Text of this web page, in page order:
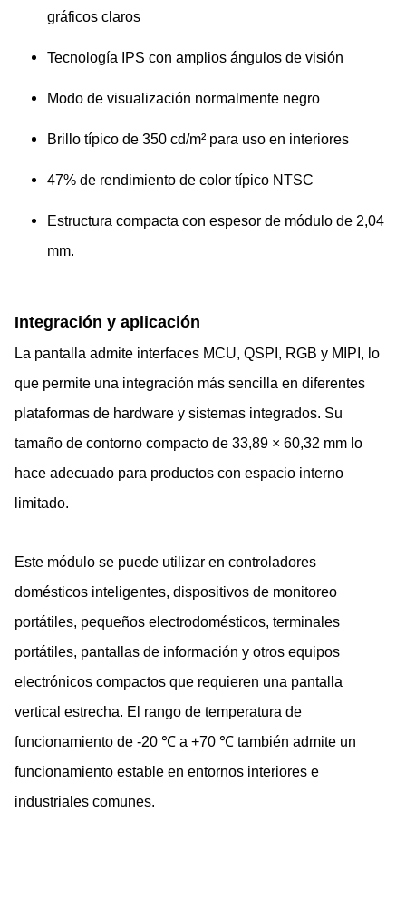
gráficos claros
Tecnología IPS con amplios ángulos de visión
Modo de visualización normalmente negro
Brillo típico de 350 cd/m² para uso en interiores
47% de rendimiento de color típico NTSC
Estructura compacta con espesor de módulo de 2,04
mm.
Integración y aplicación
La pantalla admite interfaces MCU, QSPI, RGB y MIPI, lo
que permite una integración más sencilla en diferentes
plataformas de hardware y sistemas integrados. Su
tamaño de contorno compacto de 33,89 × 60,32 mm lo
hace adecuado para productos con espacio interno
limitado.
Este módulo se puede utilizar en controladores
domésticos inteligentes, dispositivos de monitoreo
portátiles, pequeños electrodomésticos, terminales
portátiles, pantallas de información y otros equipos
electrónicos compactos que requieren una pantalla
vertical estrecha. El rango de temperatura de
funcionamiento de -20 ℃ a +70 ℃ también admite un
funcionamiento estable en entornos interiores e
industriales comunes.